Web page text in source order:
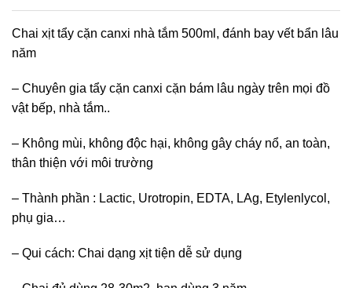
Chai xịt tẩy cặn canxi nhà tắm 500ml, đánh bay vết bẩn lâu
năm
– Chuyên gia tẩy cặn canxi cặn bám lâu ngày trên mọi đồ
vật bếp, nhà tắm..
– Không mùi, không độc hại, không gây cháy nổ, an toàn,
thân thiện với môi trường
– Thành phần : Lactic, Urotropin, EDTA, LAg, Etylenlycol,
phụ gia…
– Qui cách: Chai dạng xịt tiện dễ sử dụng